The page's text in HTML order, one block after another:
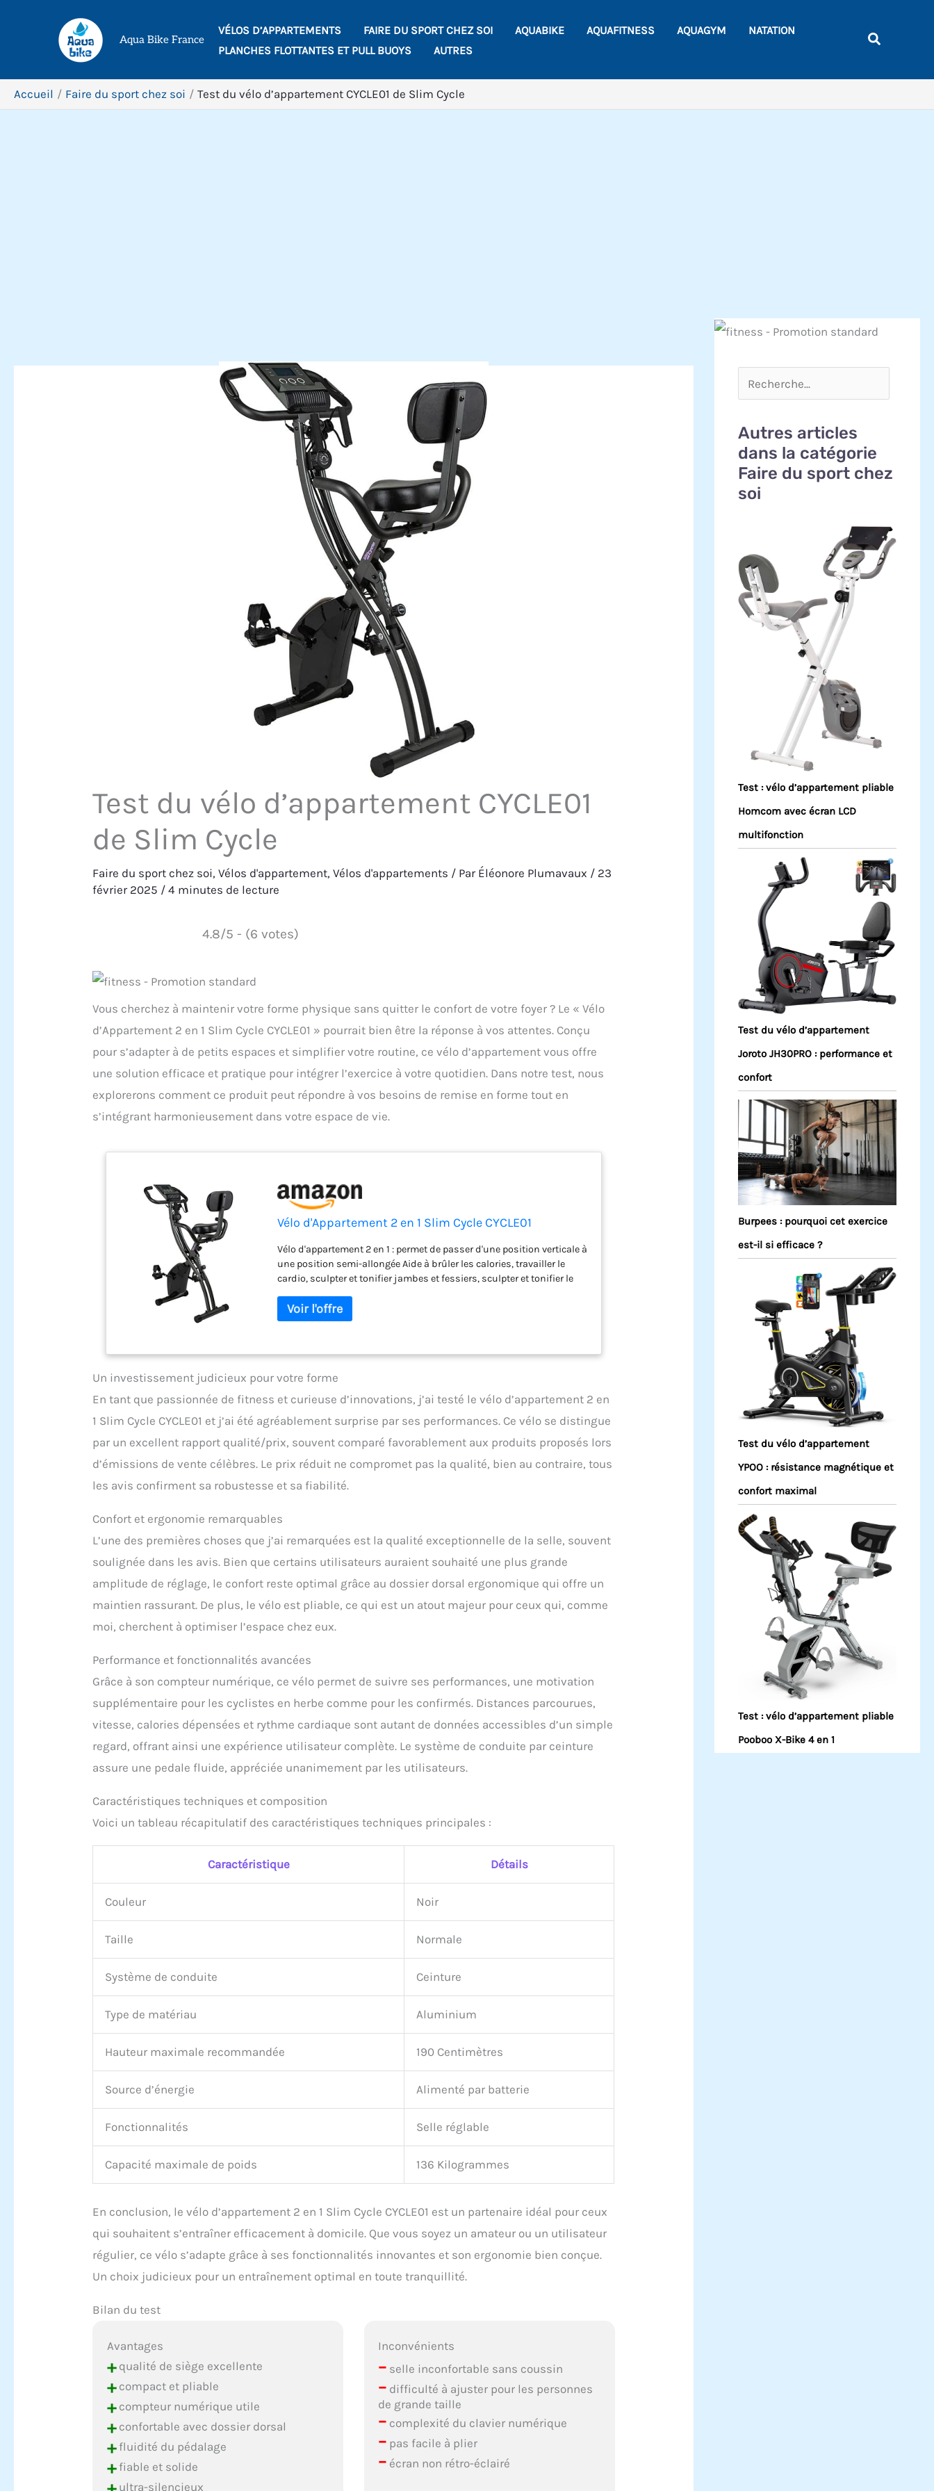
Aqua Bike France
VÉLOS D’APPARTEMENTS FAIRE DU SPORT CHEZ SOI AQUABIKE AQUAFITNESS AQUAGYM
NATATION
PLANCHES FLOTTANTES ET PULL BUOYS
AUTRES
Accueil Faire du sport chez soi Test du vélo d’appartement CYCLE01 de Slim Cycle
Test du vélo d’appartement CYCLE01
de Slim Cycle
Faire du sport chez soi,Vélos d'appartement,Vélos d'appartements / Par Éléonore Plumavaux / 23
février 2025 /4 minutes de lecture
4.8/5 - (6 votes)
Vous cherchez à maintenir votre forme physique sans quitter le confort de votre foyer ? Le « Vélo
d’Appartement 2 en 1 Slim Cycle CYCLE01 » pourrait bien être la réponse à vos attentes. Conçu
pour s’adapter à de petits espaces et simplifier votre routine, ce vélo d’appartement vous offre
une solution efficace et pratique pour intégrer l’exercice à votre quotidien. Dans notre test, nous
explorerons comment ce produit peut répondre à vos besoins de remise en forme tout en
s’intégrant harmonieusement dans votre espace de vie.
Vélo d'Appartement 2 en 1 Slim Cycle CYCLE01
Vélo d'appartement 2 en 1 : permet de passer d'une position verticale à
une position semi-allongée Aide à brûler les calories, travailler le
cardio, sculpter et tonifier jambes et fessiers, sculpter et tonifier le
Selle réglable en hauteur 2 ans de garantie fabricant
Un investissement judicieux pour votre forme
En tant que passionnée de fitness et curieuse d’innovations, j’ai testé le vélo d’appartement 2 en
1 Slim Cycle CYCLE01 et j’ai été agréablement surprise par ses performances. Ce vélo se distingue
par un excellent rapport qualité/prix, souvent comparé favorablement aux produits proposés lors
d’émissions de vente célèbres. Le prix réduit ne compromet pas la qualité, bien au contraire, tous
les avis confirment sa robustesse et sa fiabilité.
Confort et ergonomie remarquables
L’une des premières choses que j’ai remarquées est la qualité exceptionnelle de la selle, souvent
soulignée dans les avis. Bien que certains utilisateurs auraient souhaité une plus grande
amplitude de réglage, le confort reste optimal grâce au dossier dorsal ergonomique qui offre un
maintien rassurant. De plus, le vélo est pliable, ce qui est un atout majeur pour ceux qui, comme
moi, cherchent à optimiser l’espace chez eux.
Performance et fonctionnalités avancées
Grâce à son compteur numérique, ce vélo permet de suivre ses performances, une motivation
supplémentaire pour les cyclistes en herbe comme pour les confirmés. Distances parcourues,
vitesse, calories dépensées et rythme cardiaque sont autant de données accessibles d’un simple
regard, offrant ainsi une expérience utilisateur complète. Le système de conduite par ceinture
assure une pedale fluide, appréciée unanimement par les utilisateurs.
Caractéristiques techniques et composition
Voici un tableau récapitulatif des caractéristiques techniques principales :
Caractéristique Détails
Couleur Noir
Taille Normale
Système de conduite Ceinture
Type de matériau Aluminium
Hauteur maximale recommandée 190 Centimètres
Source d’énergie Alimenté par batterie
Fonctionnalités Selle réglable
Capacité maximale de poids 136 Kilogrammes
En conclusion, le vélo d’appartement 2 en 1 Slim Cycle CYCLE01 est un partenaire idéal pour ceux
qui souhaitent s’entraîner efficacement à domicile. Que vous soyez un amateur ou un utilisateur
régulier, ce vélo s’adapte grâce à ses fonctionnalités innovantes et son ergonomie bien conçue.
Un choix judicieux pour un entraînement optimal en toute tranquillité.
Bilan du test
Avantages
+qualité de siège excellente
+compact et pliable
+compteur numérique utile
+confortable avec dossier dorsal
+fluidité du pédalage
+fiable et solide
ultra-silencieux
Inconvénients
– selle inconfortable sans coussin
– difficulté à ajuster pour les personnes
de grande taille
– complexité du clavier numérique
– pas facile à plier
– écran non rétro-éclairé
Autres articles
dans la catégorie
Faire du sport chez
soi
Test : vélo d’appartement pliable
Homcom avec écran LCD
multifonction
Test du vélo d’appartement
Joroto JH30PRO : performance et
confort
Burpees : pourquoi cet exercice
est-il si efficace ?
Test du vélo d’appartement
YPOO : résistance magnétique et
confort maximal
Test : vélo d’appartement pliable
Pooboo X-Bike 4 en 1